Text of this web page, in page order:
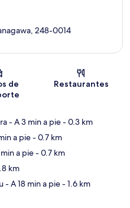
del mapa
248-0014
de
Restaurantes
- A 3 min a pie- 0.3 km
a pie- 0.7 km
a pie- 0.7 km
km
- A 18 min a pie- 1.6 km